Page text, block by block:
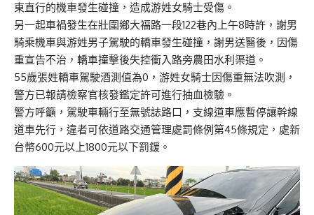
東直行的機車發生碰撞，造成游姓女騎士受傷。
另一起車禍發生在壯圍鄉大福路一段122巷內上午8時許，謝男
騎乘機車與游姓男子駕駛的轎車發生碰撞，謝男送醫後，因傷
重宣告不治，轎車撞擊後失控衝入路旁農田水利渠道。
55歲張姓轎車駕駛酒測值為0，游姓女騎士因傷重無法吹測，
警方已報請檢察官核發鑑定許可進行抽血檢驗。
警方呼籲，駕駛車輛行至無號誌路口，支線道車應暫停讓幹線
道車先行，違者可依道路交通管理處罰條例第45條規定，處新
台幣600元以上1800元以下罰鍰。